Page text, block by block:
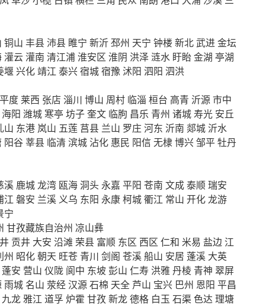
铜山 丰县 沛县 睢宁 新沂邳州 天宁 钟楼 新北武进金坛
灌云灌南 清江浦淮安区 淮阴 洪泽 涟水 盱眙金湖 亭湖
堰兴化靖江 泰兴宿城宿豫 沭阳 泗阳 泗洪
平度 莱西 张店 淄川 博山 周村 临淄 桓台 高青 沂源市中
海阳 潍城 寒亭 坊子奎文 临朐 昌乐 青州 诸城寿光 安丘
山 东港 岚山 五莲 莒县 兰山 罗庄河东 沂南 郯城 沂水
阳谷莘县 临清滨城 沾化 惠民 阳信无棣博兴邹平牡丹
溪 鹿城龙湾 瓯海洞头 永嘉 平阳 苍南 文成泰顺瑞安
江 磐安 兰溪 义乌 东阳 永康柯城衢江 常山 开化龙游
宁
甘孜藏族自治州 凉山彝
贡井 大安 沿滩 荣县 富顺 东区 西区 仁和 米易 盐边 江
州 昭化朝天 旺苍 青川 剑阁 苍溪船山 安居 蓬溪 大英
蓬安 营山 仪陇 阆中 东坡彭山 仁寿 洪雅丹棱 青神 翠屏
雨城 名山 荥经汉源石棉 天全 芦山 宝兴 巴州 恩阳 平昌
九龙雅江 道孚炉霍 甘孜新龙德格 白玉 石渠色达 理塘